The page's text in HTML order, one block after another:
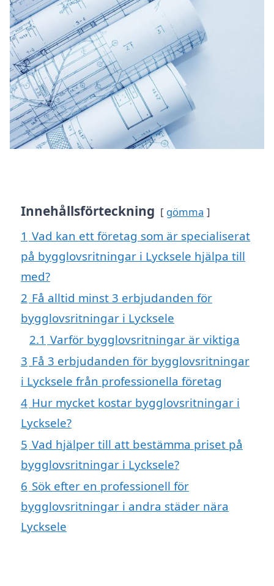
Innehållsförteckning gömma
1 Vad kan ett företag som är specialiserat
på bygglovsritningar i Lycksele hjälpa till
med?
2 Få alltid minst 3 erbjudanden för
bygglovsritningar i Lycksele
2.1 Varför bygglovsritningar är viktiga
3 Få 3 erbjudanden för bygglovsritningar
i Lycksele från professionella företag
4 Hur mycket kostar bygglovsritningar i
Lycksele?
5 Vad hjälper till att bestämma priset på
bygglovsritningar i Lycksele?
6 Sök efter en professionell för
bygglovsritningar i andra städer nära
Lycksele